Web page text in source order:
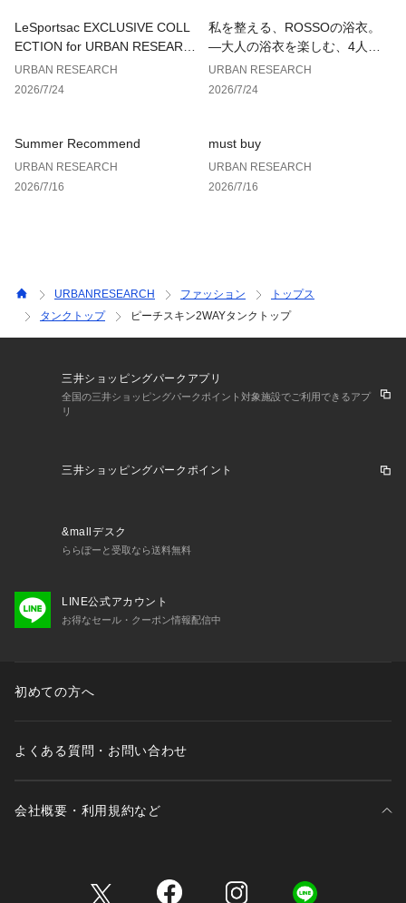
LeSportsac EXCLUSIVE COLL
ECTION for URBAN RESEARC
H
URBAN RESEARCH
2026/7/24
私を整える、ROSSOの浴衣。
—大人の浴衣を楽しむ、4人のT
IPS—
URBAN RESEARCH
2026/7/24
Summer Recommend
URBAN RESEARCH
2026/7/16
must buy
URBAN RESEARCH
2026/7/16
URBANRESEARCH ファッション
トップス
タンクトップ
ピーチスキン2WAYタンクトップ
三井ショッピングパークアプリ
全国の三井ショッピングパークポイント対象施設でご利用できるアプ
リ
三井ショッピングパークポイント
&mallデスク
ららぽーと受取なら送料無料
LINE公式アカウント
お得なセール・クーポン情報配信中
初めての方へ
よくある質問・お問い合わせ
会社概要・利用規約など